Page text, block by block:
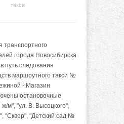
такси
города Новосибирска
путь следования
маршрутного такси №
- Магазин
остановочные
м", "ул. В. Высоцкого",
"Сквер", "Детский сад №